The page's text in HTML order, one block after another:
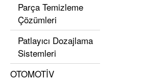
Parça Temizleme
Çözümleri
Patlayıcı Dozajlama
Sistemleri
OTOMOTİV